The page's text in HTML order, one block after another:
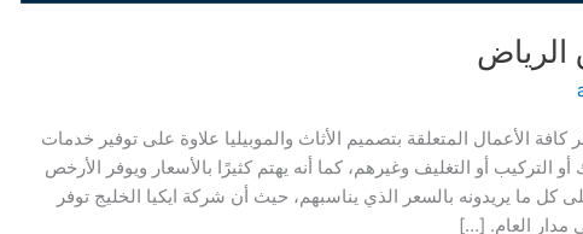
الأعمال المتعلقة بتصميم الأثاث والموبيليا علاوة على توفير خدمات
التركيب أو التغليف وغيرهم، كما أنه يهتم كثيرًا بالأسعار ويوفر الأرخص
كل ما يريدونه بالسعر الذي يناسبهم، حيث أن شركة ايكيا الخليج توفر
العام. […]